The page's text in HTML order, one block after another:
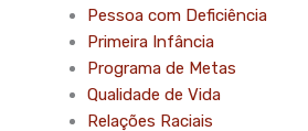
Pessoa com Deficiência
Primeira Infância
Programa de Metas
Qualidade de Vida
Relações Raciais